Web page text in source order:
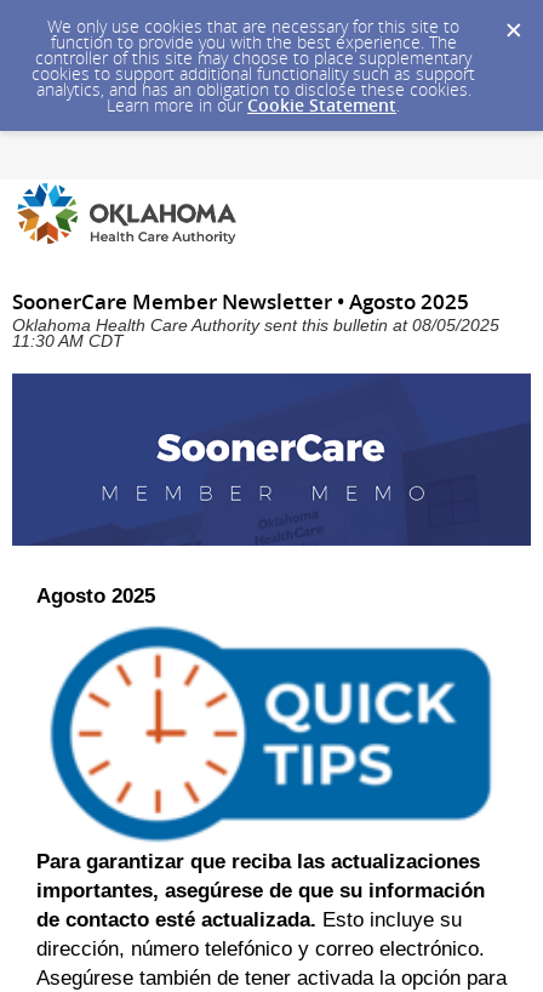
We only use cookies that are necessary for this site to
function to provide you with the best experience. The
controller of this site may choose to place supplementary
cookies to support additional functionality such as support
analytics, and has an obligation to disclose these cookies.
Learn more in our Cookie Statement.
SoonerCare Member Newsletter • Agosto 2025
Oklahoma Health Care Authority sent this bulletin at 08/05/2025
11:30 AM CDT
Agosto 2025
Para garantizar que reciba las actualizaciones
importantes, asegúrese de que su información
de contacto esté actualizada. Esto incluye su
dirección, número telefónico y correo electrónico.
Asegúrese también de tener activada la opción para